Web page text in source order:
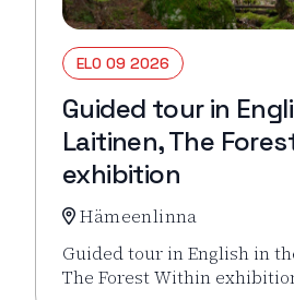
ELO 09 2026
Guided tour in
Laitinen, The
exhibition
Hämeenlinna
Guided tour in English in
The Forest Within